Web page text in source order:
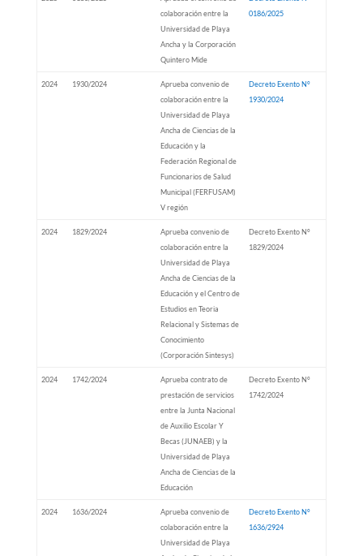
colaboración entre la
Universidad de Playa
Ancha y la Corporación
Quintero Mide
0186/2025
2024 1930/2024
Aprueba convenio de
colaboración entre la
Universidad de Playa
Ancha de Ciencias de la
Educación y la
Federación Regional de
Funcionarios de Salud
Municipal (FERFUSAM)
V región
Decreto Exento N°
1930/2024
2024 1829/2024
Aprueba convenio de
colaboración entre la
Universidad de Playa
Ancha de Ciencias de la
Educación y el Centro de
Estudios en Teoria
Relacional y Sistemas de
Conocimiento
(Corporación Sintesys)
Decreto Exento N°
1829/2024
2024 1742/2024
Aprueba contrato de
prestación de servicios
entre la Junta Nacional
de Auxilio Escolar Y
Becas (JUNAEB) y la
Universidad de Playa
Ancha de Ciencias de la
Educación
Decreto Exento N°
1742/2024
2024 1636/2024
Aprueba convenio de
colaboración entre la
Universidad de Playa
Decreto Exento N°
1636/2924